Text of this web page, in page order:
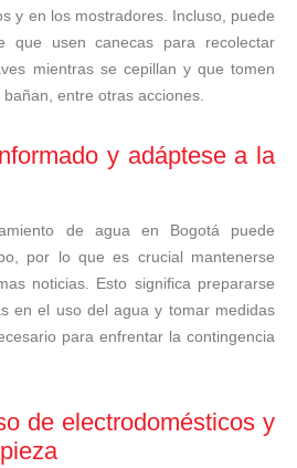
y en los mostradores. Incluso, puede
que usen canecas para recolectar
mientras se cepillan y que tomen
entre otras acciones.
y adáptese a la
de agua en Bogotá puede
por lo que es crucial mantenerse
noticias. Esto significa prepararse
en el uso del agua y tomar medidas
para enfrentar la contingencia
de electrodomésticos y